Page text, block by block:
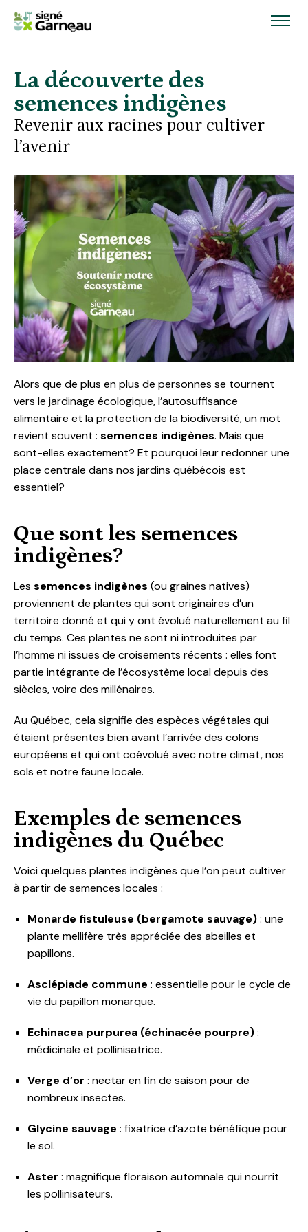
La découverte des
semences indigènes
Revenir aux racines pour cultiver
l’avenir
Alors que de plus en plus de personnes se tournent
vers le jardinage écologique, l’autosuffisance
alimentaire et la protection de la biodiversité, un mot
revient souvent : semences indigènes. Mais que
sont-elles exactement? Et pourquoi leur redonner une
place centrale dans nos jardins québécois est
essentiel?
Que sont les semences
indigènes?
Les semences indigènes (ou graines natives)
proviennent de plantes qui sont originaires d’un
territoire donné et qui y ont évolué naturellement au fil
du temps. Ces plantes ne sont ni introduites par
l’homme ni issues de croisements récents : elles font
partie intégrante de l’écosystème local depuis des
siècles, voire des millénaires.
Au Québec, cela signifie des espèces végétales qui
étaient présentes bien avant l’arrivée des colons
européens et qui ont coévolué avec notre climat, nos
sols et notre faune locale.
Exemples de semences
indigènes du Québec
Voici quelques plantes indigènes que l’on peut cultiver
à partir de semences locales :
Monarde fistuleuse (bergamote sauvage): une
plante mellifère très appréciée des abeilles et
papillons.
Asclépiade commune : essentielle pour le cycle de
vie du papillon monarque.
Echinacea purpurea (échinacée pourpre):
médicinale et pollinisatrice.
Verge d’or : nectar en fin de saison pour de
nombreux insectes.
Glycine sauvage : fixatrice d’azote bénéfique pour
le sol.
Aster : magnifique floraison automnale qui nourrit
les pollinisateurs.